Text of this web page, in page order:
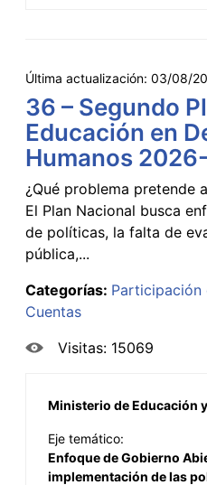
Última actualización: 03/08/
36 – Segundo
Educación en
Humanos
¿Qué problema pretende
El Plan Nacional busca
de políticas, la falta de
pública,...
Categorías: Participación
Cuentas
Visitas: 15069
Ministerio de Educación
Eje temático:
Enfoque de Gobierno
implementación de las